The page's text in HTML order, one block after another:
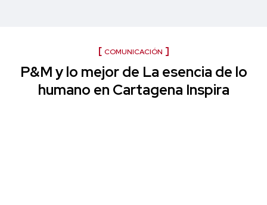
COMUNICACIÓN
P&M y lo mejor de La esencia de lo
humano en Cartagena Inspira